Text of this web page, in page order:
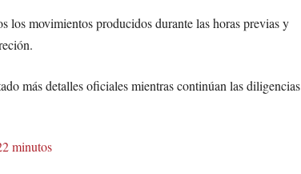
los movimientos producidos durante las horas previas y
más detalles oficiales mientras continúan las diligencias
minutos